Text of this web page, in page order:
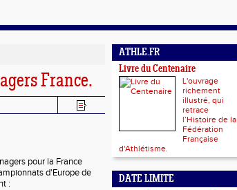
France.
pour la France
d'Europe de
:
ATHLE.FR
Livre du Centenaire
L'ouvrage
richement
illustré, qui
retrace
l’Histoire de la
Fédération
Française
d'Athlétisme.
DATE LIMITE